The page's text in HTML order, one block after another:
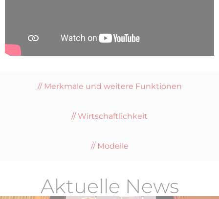
Merkmale und weitere Funktionen
Wirtschaftlichkeit
Modelle
Aktuelle News